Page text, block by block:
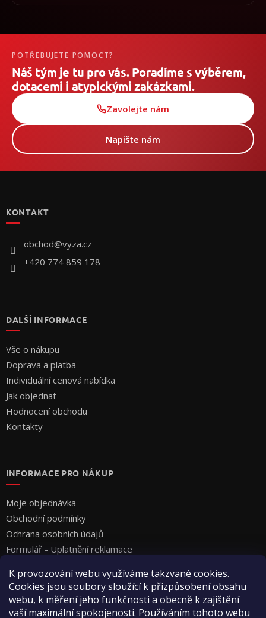
K provozování webu využíváme takzvané cookies.
Cookies jsou soubory sloužící k přizpůsobení obsahu
webu, k měření jeho funkčnosti a obecně k zajištění
vaší maximální spokojenosti. Používáním tohoto webu
POTŘEBUJETE POMOCT?
Náš tým je tu pro vás. Poradíme s výběrem,
dotacemi i atypickými zakázkami.
Zavolejte nám
Napište nám
KONTAKT
obchod@vyza.cz
+420 774 859 178
DALŠÍ INFORMACE
Vše o nákupu
Doprava a platba
Individuální cenová nabídka
Jak objednat
Hodnocení obchodu
Kontakty
INFORMACE PRO NÁKUP
Moje objednávka
Obchodní podmínky
Ochrana osobních údajů
Formulář - Uplatnění reklamace